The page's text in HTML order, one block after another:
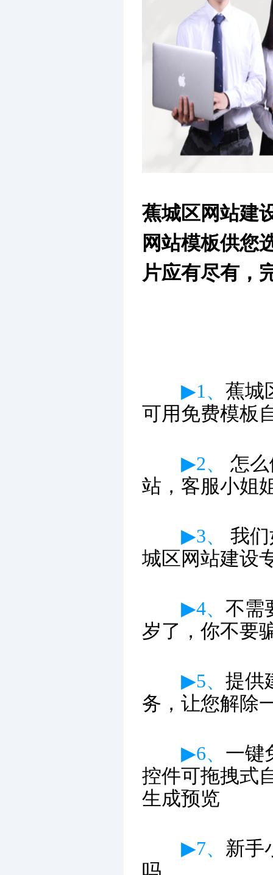
蕉城区网站建
网站模板供您
片应有尽有，
▶1、 蕉城
可用免费模板
▶2、 怎
站，客服小姐
▶3、 我
城区网站建设
▶4、 不需
岁了，你不要
▶5、 提供
务，让您解除
▶6、 一键
控件可拖拽式
生成预览
▶7、 新手